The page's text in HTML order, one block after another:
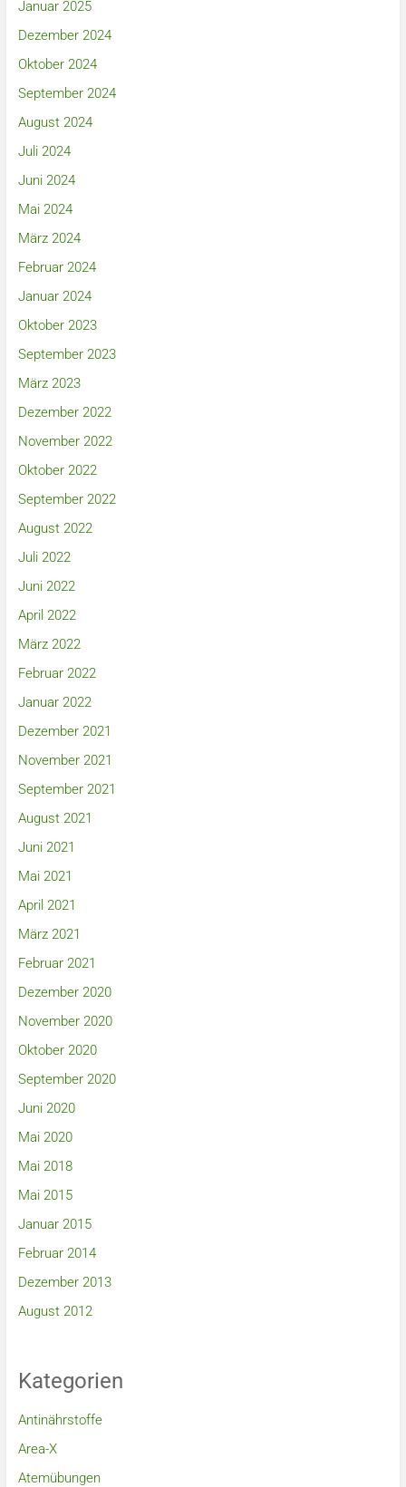
Januar 2025
Dezember 2024
Oktober 2024
September 2024
August 2024
Juli 2024
Juni 2024
Mai 2024
März 2024
Februar 2024
Januar 2024
Oktober 2023
September 2023
März 2023
Dezember 2022
November 2022
Oktober 2022
September 2022
August 2022
Juli 2022
Juni 2022
April 2022
März 2022
Februar 2022
Januar 2022
Dezember 2021
November 2021
September 2021
August 2021
Juni 2021
Mai 2021
April 2021
März 2021
Februar 2021
Dezember 2020
November 2020
Oktober 2020
September 2020
Juni 2020
Mai 2020
Mai 2018
Mai 2015
Januar 2015
Februar 2014
Dezember 2013
August 2012
Kategorien
Antinährstoffe
Area-X
Atemübungen